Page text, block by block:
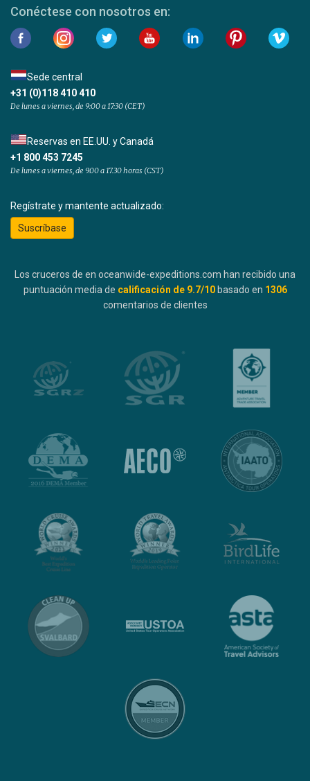
Conéctese con nosotros en:
Sede central
+31 (0)118 410 410
De lunes a viernes, de 9:00 a 17:30 (CET)
Reservas en EE.UU. y Canadá
+1 800 453 7245
De lunes a viernes, de 9.00 a 17.30 horas (CST)
Regístrate y mantente actualizado:
Suscríbase
Los cruceros de en oceanwide-expeditions.com han recibido una
puntuación media de calificación de 9.7/10 basado en 1306
comentarios de clientes